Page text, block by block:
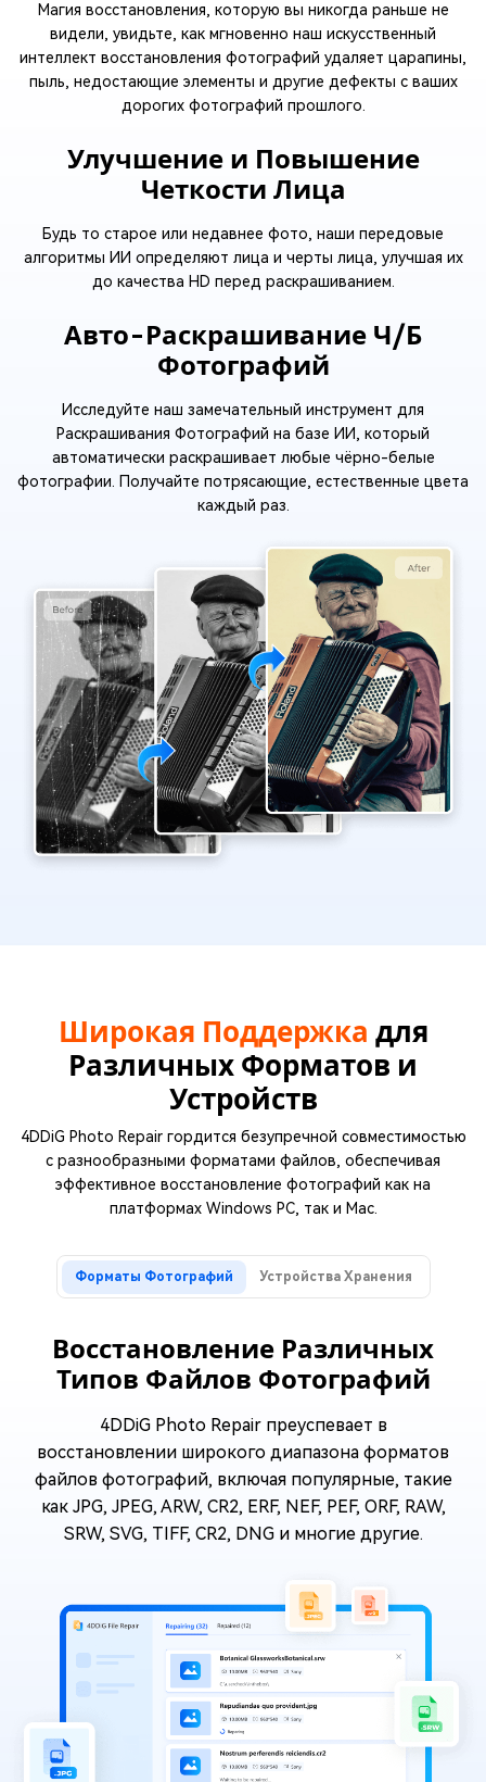
Магия восстановления, которую вы никогда раньше не
видели, увидьте, как мгновенно наш искусственный
интеллект восстановления фотографий удаляет царапины,
пыль, недостающие элементы и другие дефекты с ваших
дорогих фотографий прошлого.
Улучшение и Повышение
Четкости Лица
Будь то старое или недавнее фото, наши передовые
алгоритмы ИИ определяют лица и черты лица, улучшая их
до качества HD перед раскрашиванием.
Авто-Раскрашивание Ч/Б
Фотографий
Исследуйте наш замечательный инструмент для
Раскрашивания Фотографий на базе ИИ, который
автоматически раскрашивает любые чёрно-белые
фотографии. Получайте потрясающие, естественные цвета
каждый раз.
Широкая Поддержка для
Различных Форматов и
Устройств
4DDiG Photo Repair гордится безупречной совместимостью
с разнообразными форматами файлов, обеспечивая
эффективное восстановление фотографий как на
платформах Windows PC, так и Mac.
Форматы Фотографий Устройства Хранения
Восстановление Различных
Типов Файлов Фотографий
4DDiG Photo Repair преуспевает в
восстановлении широкого диапазона форматов
файлов фотографий, включая популярные, такие
как JPG, JPEG, ARW, CR2, ERF, NEF, PEF, ORF, RAW,
SRW, SVG, TIFF, CR2, DNG и многие другие.